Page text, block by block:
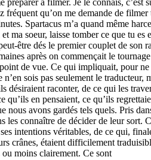
fréquent qu’on me demande de
Spartacus m’a quand même
ma soeur, laisse tomber ce que tu es
être dés le premier couplet de son
après on commençait le
de vue. Ce qui impliquait, pour
sois pas seulement le traducteur,
désiraient raconter, de ce qui les
en pensaient, ce qu’ils
nous avons gardés tels quels. Pris
les connaître de décider de leur sort.
intentions véritables, de ce qui,
crânes, étaient difficilement
moins clairement. Ce sont